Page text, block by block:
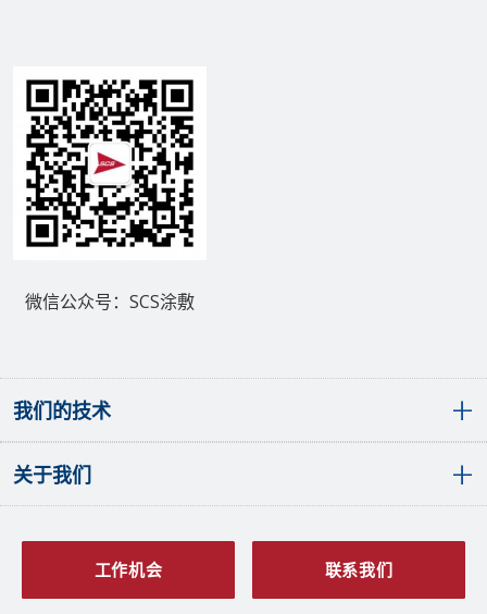
微信公众号：SCS涂敷
我们的技术
敷形涂层概览
聚对二甲苯（派瑞林）敷形涂层
SCS PlasmaGuard™涂层
原子层沉积涂层
关于我们
愿景与价值观
工作机会 联系我们